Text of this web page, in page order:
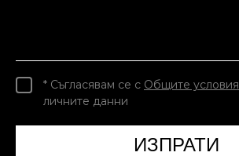
* Съгласявам се с Общите условия
личните данни